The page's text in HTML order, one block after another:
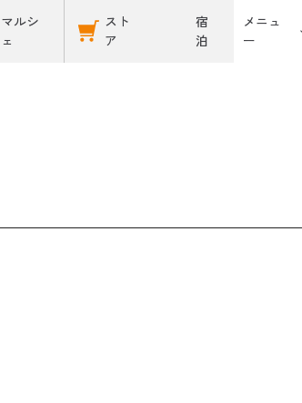
マルシ
ェ
スト
ア
宿
泊
メニュ
ー